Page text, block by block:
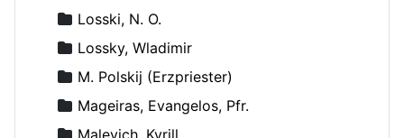
Losski, N. O.
Lossky, Wladimir
M. Polskij (Erzpriester)
Mageiras, Evangelos, Pfr.
Malevich, Kyrill